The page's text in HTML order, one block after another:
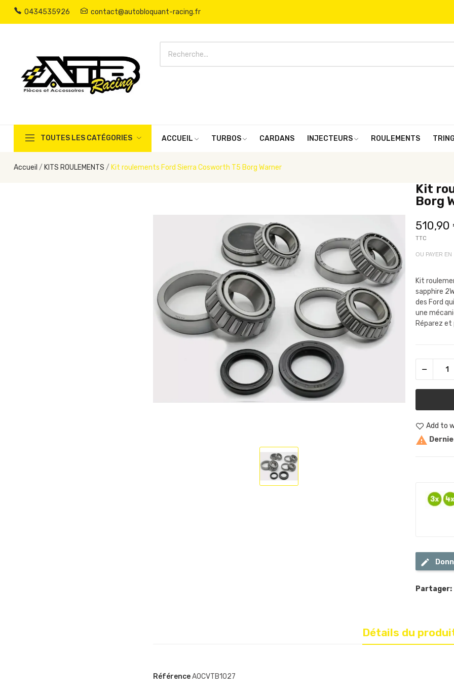
0434535926 contact@autobloquant-racing.fr
TOUTES LES CATÉGORIES ACCUEIL TURBOS CARDANS INJECTEURS ROULEMENTS
Accueil KITS ROULEMENTS Kit roulements Ford Sierra Cosworth T5 Borg Warner
Kit
Borg
510,90
TTC
OU PAYER EN
Kit
sapphire
des Ford
une
Réparez
Add to

Partager:
Détails du
RéférenceA0CVTB1027